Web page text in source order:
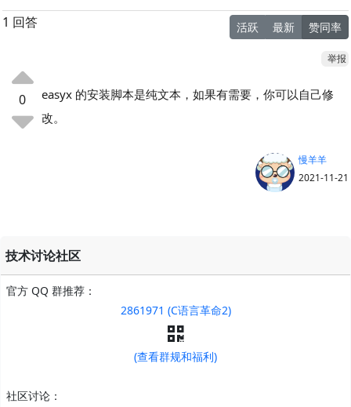
1 回答 活跃 最新 赞同率
举报
0
easyx 的安装脚本是纯文本，如果有需要，你可以自己修
改。
慢羊羊
2021-11-21
技术讨论社区
官方 QQ 群推荐：
2861971 (C语言革命2)
(查看群规和福利)
社区讨论：